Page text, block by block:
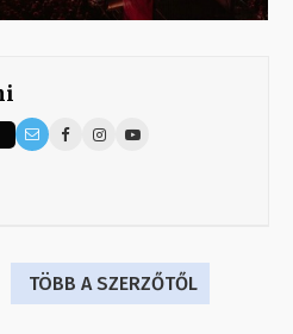
TÖBB A SZERZŐTŐL